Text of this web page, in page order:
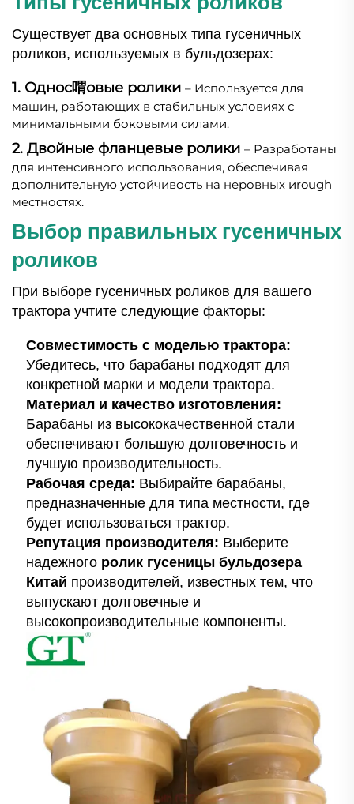
Существует два основных типа гусеничных
роликов, используемых в бульдозерах:
1. Однос喟овые ролики – Используется для
машин, работающих в стабильных условиях с
минимальными боковыми силами.
2. Двойные фланцевые ролики – Разработаны
для интенсивного использования, обеспечивая
дополнительную устойчивость на неровных иrough
местностях.
Выбор правильных гусеничных
роликов
При выборе гусеничных роликов для вашего
трактора учтите следующие факторы:
Совместимость с моделью трактора:
Убедитесь, что барабаны подходят для
конкретной марки и модели трактора.
Материал и качество изготовления:
Барабаны из высококачественной стали
обеспечивают большую долговечность и
лучшую производительность.
Рабочая среда: Выбирайте барабаны,
предназначенные для типа местности, где
будет использоваться трактор.
Репутация производителя: Выберите
надежного ролик гусеницы бульдозера
Китай производителей, известных тем, что
выпускают долговечные и
высокопроизводительные компоненты.